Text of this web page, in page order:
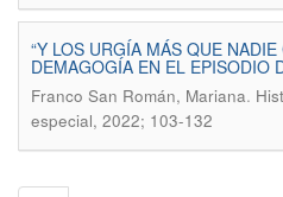
“Y LOS URGÍA MÁS QUE
DEMAGOGÍA EN EL EPISODIO
Franco San Román, Mariana.
especial, 2022; 103-132